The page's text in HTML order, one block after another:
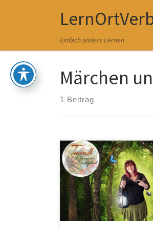
Zum Inhalt springen
Einfach anders Lernen
Märchen
1 Beitrag
Gehen Sie mit mir als
Gästeführerin sowie
Naturliebhaberin auf eine
Porphyrland – mit einer
beeindruckenden
Geschichte und sagenhaften
Geschichten im Gepäck. Mit